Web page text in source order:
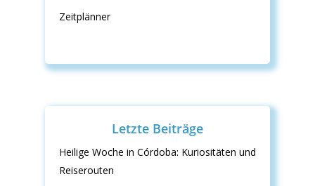
Zeitplänner
Letzte Beiträge
Heilige Woche in Córdoba: Kuriositäten und
Reiserouten